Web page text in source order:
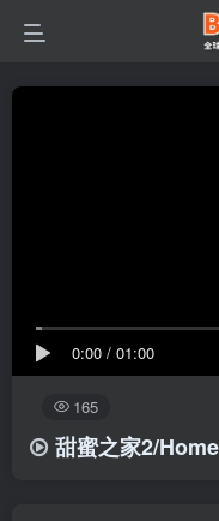
0:00 / 01:00
165
甜蜜之家2/